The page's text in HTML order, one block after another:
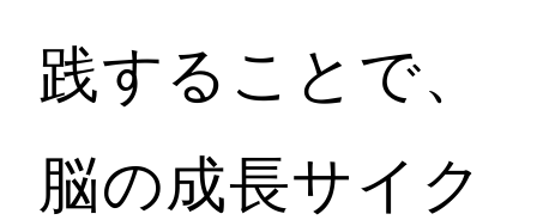
践することで、
脳の成長サイク